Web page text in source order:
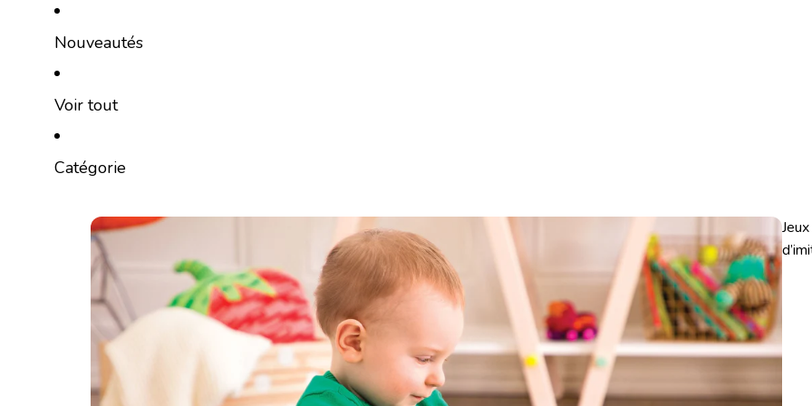
Nouveautés
Voir tout
Catégorie
Jeux